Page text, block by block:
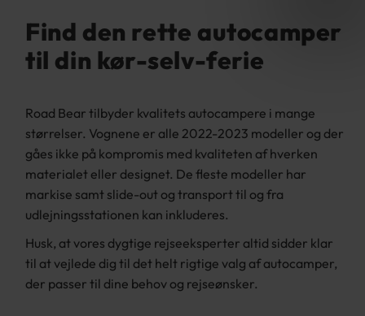
Find den rette autocamper
til din kør-selv-ferie
Road Bear tilbyder kvalitets autocampere i mange
størrelser. Vognene er alle 2022-2023 modeller og der
gåes ikke på kompromis med kvaliteten af hverken
materialet eller designet. De fleste modeller har
markise samt slide-out og transport til og fra
udlejningsstationen kan inkluderes.
Husk, at vores dygtige rejseeksperter altid sidder klar
til at vejlede dig til det helt rigtige valg af autocamper,
der passer til dine behov og rejseønsker.